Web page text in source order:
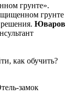
грунте».
грунте
Юваров
как обучить?
замок